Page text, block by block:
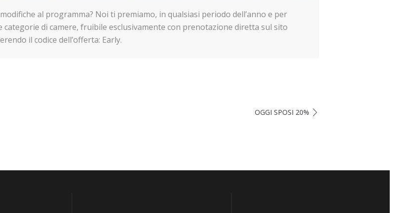
al programma? Noi ti premiamo, in qualsiasi periodo dell’anno e per
di camere, fruibile esclusivamente con prenotazione diretta sul sito
il codice dell’offerta: Early.
OGGI SPOSI 20%